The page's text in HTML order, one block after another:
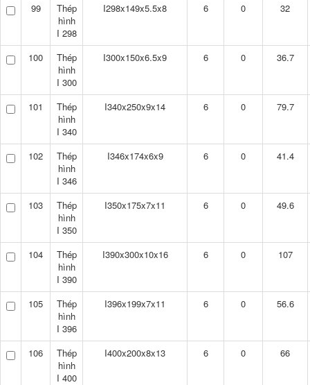
99
Thép
hình
I 298
I298x149x5.5x8 6 0 32
100
Thép
hình
I 300
I300x150x6.5x9 6 0 36.7
101
Thép
hình
I 340
I340x250x9x14 6 0 79.7
102
Thép
hình
I 346
I346x174x6x9 6 0 41.4
103
Thép
hình
I 350
I350x175x7x11 6 0 49.6
104
Thép
hình
I 390
I390x300x10x16 6 0 107
105
Thép
hình
I 396
I396x199x7x11 6 0 56.6
106
Thép
hình
I 400
I400x200x8x13 6 0 66